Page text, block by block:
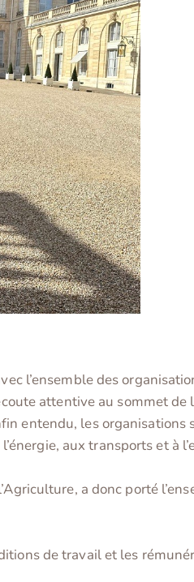
l’ensemble des
attentive au sommet de
entendu, les organisations
aux transports et à
a donc porté
de travail et les